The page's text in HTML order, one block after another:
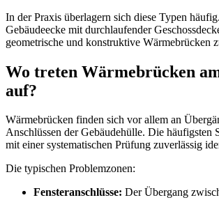
In der Praxis überlagern sich diese Typen
Gebäudeecke mit durchlaufender
geometrische und konstruktive Wärmebrücken
Wo treten Wärmebrücken
auf?
Wärmebrücken finden sich vor allem an
Anschlüssen der Gebäudehülle. Die häufigsten
mit einer systematischen Prüfung zuverlässig
Die typischen Problemzonen:
Fensteranschlüsse: Der Übergang